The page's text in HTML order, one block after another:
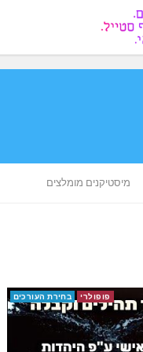
מיסטיקנים מומלצים
פופולרי בחירת העורכים